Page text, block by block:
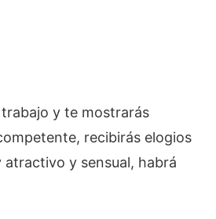
y te mostrarás
recibirás elogios
y sensual, habrá